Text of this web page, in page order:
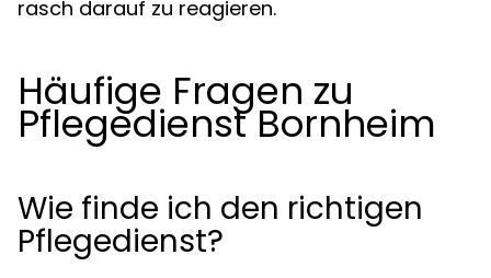
rasch darauf zu reagieren.
Häufige Fragen zu
Pflegedienst Bornheim
Wie finde ich den richtigen
Pflegedienst?